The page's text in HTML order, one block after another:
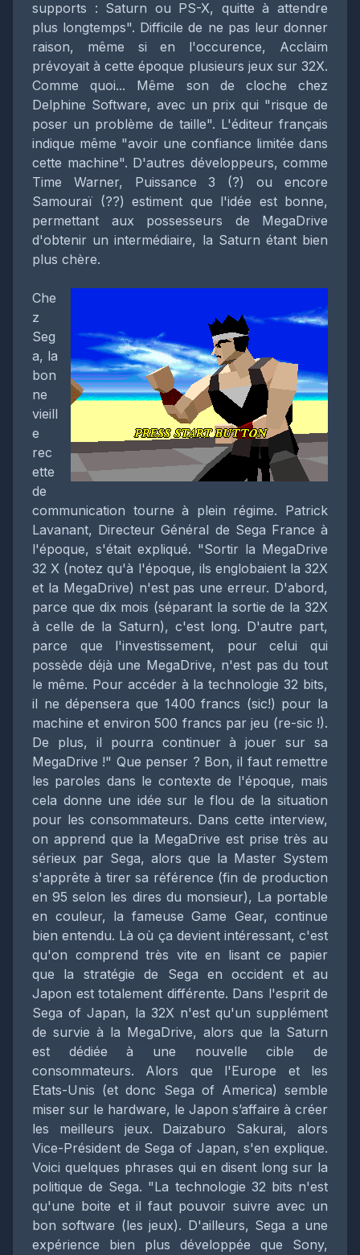
supports : Saturn ou PS-X, quitte à attendre
plus longtemps". Difficile de ne pas leur donner
raison, même si en l'occurence, Acclaim
prévoyait à cette époque plusieurs jeux sur 32X.
Comme quoi... Même son de cloche chez
Delphine Software, avec un prix qui "risque de
poser un problème de taille". L'éditeur français
indique même "avoir une confiance limitée dans
cette machine". D'autres développeurs, comme
Time Warner, Puissance 3 (?) ou encore
Samouraï (??) estiment que l'idée est bonne,
permettant aux possesseurs de MegaDrive
d'obtenir un intermédiaire, la Saturn étant bien
plus chère.
Che
z
Seg
a, la
bon
ne
vieill
e
rec
ette
de
communication tourne à plein régime. Patrick
Lavanant, Directeur Général de Sega France à
l'époque, s'était expliqué. "Sortir la MegaDrive
32 X (notez qu'à l'époque, ils englobaient la 32X
et la MegaDrive) n'est pas une erreur. D'abord,
parce que dix mois (séparant la sortie de la 32X
à celle de la Saturn), c'est long. D'autre part,
parce que l'investissement, pour celui qui
possède déjà une MegaDrive, n'est pas du tout
le même. Pour accéder à la technologie 32 bits,
il ne dépensera que 1400 francs (sic!) pour la
machine et environ 500 francs par jeu (re-sic !).
De plus, il pourra continuer à jouer sur sa
MegaDrive !" Que penser ? Bon, il faut remettre
les paroles dans le contexte de l'époque, mais
cela donne une idée sur le flou de la situation
pour les consommateurs. Dans cette interview,
on apprend que la MegaDrive est prise très au
sérieux par Sega, alors que la Master System
s'apprête à tirer sa référence (fin de production
en 95 selon les dires du monsieur), La portable
en couleur, la fameuse Game Gear, continue
bien entendu. Là où ça devient intéressant, c'est
qu'on comprend très vite en lisant ce papier
que la stratégie de Sega en occident et au
Japon est totalement différente. Dans l'esprit de
Sega of Japan, la 32X n'est qu'un supplément
de survie à la MegaDrive, alors que la Saturn
est dédiée à une nouvelle cible de
consommateurs. Alors que l'Europe et les
Etats-Unis (et donc Sega of America) semble
miser sur le hardware, le Japon s’affaire à créer
les meilleurs jeux. Daizaburo Sakurai, alors
Vice-Président de Sega of Japan, s'en explique.
Voici quelques phrases qui en disent long sur la
politique de Sega. "La technologie 32 bits n'est
qu'une boite et il faut pouvoir suivre avec un
bon software (les jeux). D'ailleurs, Sega a une
expérience bien plus développée que Sony,